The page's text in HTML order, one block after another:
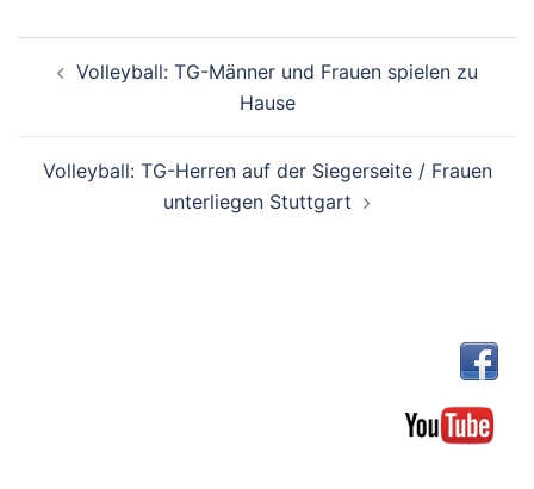
Volleyball: TG-Männer und Frauen spielen zu
Hause
Volleyball: TG-Herren auf der Siegerseite / Frauen
unterliegen Stuttgart